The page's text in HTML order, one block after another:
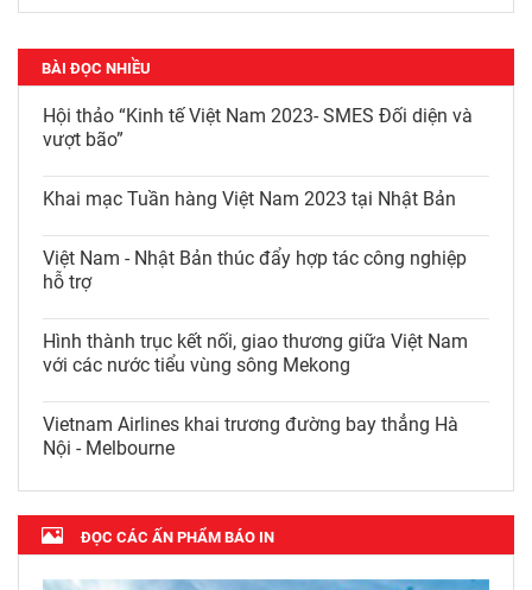
BÀI ĐỌC NHIỀU
Hội thảo “Kinh tế Việt Nam 2023- SMES Đối diện và
vượt bão”
Khai mạc Tuần hàng Việt Nam 2023 tại Nhật Bản
Việt Nam - Nhật Bản thúc đẩy hợp tác công nghiệp
hỗ trợ
Hình thành trục kết nối, giao thương giữa Việt Nam
với các nước tiểu vùng sông Mekong
Vietnam Airlines khai trương đường bay thẳng Hà
Nội - Melbourne
ĐỌC CÁC ẤN PHẨM BÁO IN